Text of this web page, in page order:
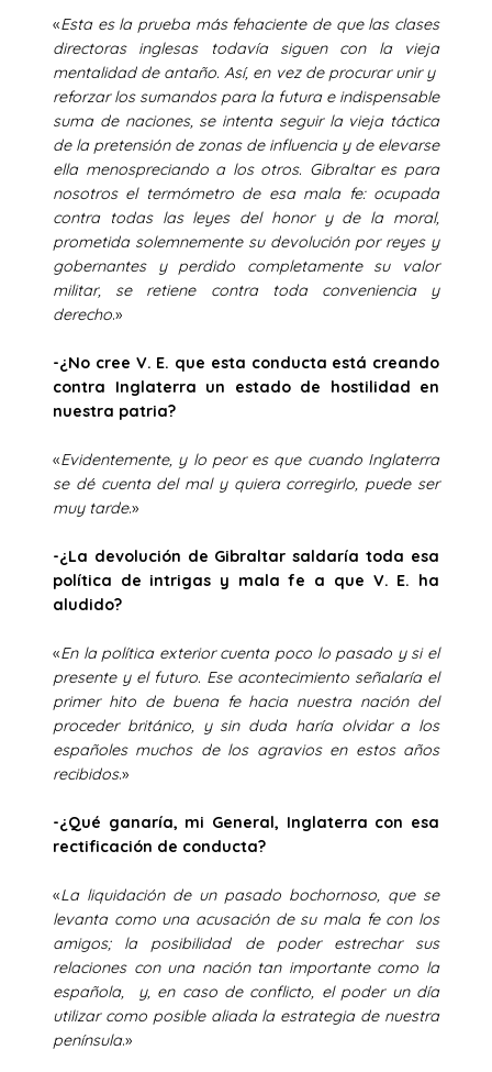
«Esta es la prueba más fehaciente de que las clases
directoras inglesas todavía siguen con la vieja
mentalidad de antaño. Así, en vez de procurar unir y
reforzar los sumandos para la futura e indispensable
suma de naciones, se intenta seguir la vieja táctica
de la pretensión de zonas de influencia y de elevarse
ella menospreciando a los otros. Gibraltar es para
nosotros el termómetro de esa mala fe: ocupada
contra todas las leyes del honor y de la moral,
prometida solemnemente su devolución por reyes y
gobernantes y perdido completamente su valor
militar, se retiene contra toda conveniencia y
derecho.»
-¿No cree V. E. que esta conducta está creando
contra Inglaterra un estado de hostilidad en
nuestra patria?
«Evidentemente, y lo peor es que cuando Inglaterra
se dé cuenta del mal y quiera corregirlo, puede ser
muy tarde.»
-¿La devolución de Gibraltar saldaría toda esa
política de intrigas y mala fe a que V. E. ha
aludido?
«En la política exterior cuenta poco lo pasado y si el
presente y el futuro. Ese acontecimiento señalaría el
primer hito de buena fe hacia nuestra nación del
proceder británico, y sin duda haría olvidar a los
españoles muchos de los agravios en estos años
recibidos.»
-¿Qué ganaría, mi General, Inglaterra con esa
rectificación de conducta?
«La liquidación de un pasado bochornoso, que se
levanta como una acusación de su mala fe con los
amigos; la posibilidad de poder estrechar sus
relaciones con una nación tan importante como la
española, y, en caso de conflicto, el poder un día
utilizar como posible aliada la estrategia de nuestra
península.»